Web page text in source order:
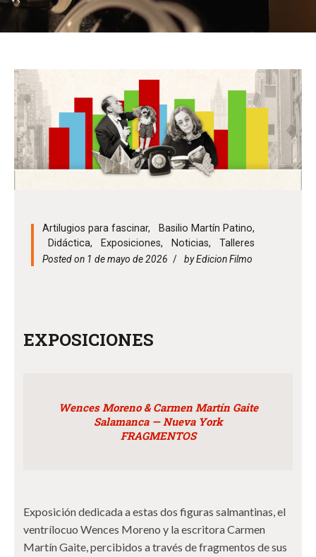
Artilugios para fascinar, Basilio Martín Patino,
Didáctica, Exposiciones, Noticias,
Talleres
Posted on 1 de mayo de 2026
byEdicion Filmo
EXPOSICIONES
Wences Moreno & Carmen Martín Gaite
Salamanca — Nueva York
FRAGMENTOS
Exposición dedicada a estas dos figuras salmantinas, el
ventrílocuo Wences Moreno y la escritora Carmen
Martín Gaite, percibidos a través de fragmentos de sus